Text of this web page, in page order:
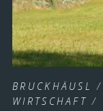
BRUCKHÄUSL /
WIRTSCHAFT /